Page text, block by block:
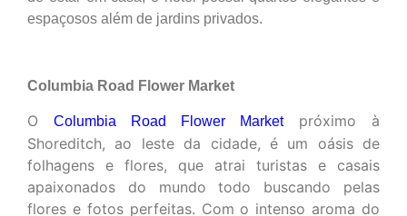
espaçosos além de jardins privados.
Columbia Road Flower Market
O Columbia Road Flower Marketpróximo à
Shoreditch, ao leste da cidade, é um oásis de
folhagens e flores, que atrai turistas e casais
apaixonados do mundo todo buscando pelas
flores e fotos perfeitas. Com o intenso aroma do